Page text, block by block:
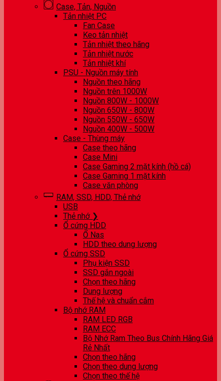
Case, Tản, Nguồn
Tản nhiệt PC
Fan Case
Keo tản nhiệt
Tản nhiệt theo hãng
Tản nhiệt nước
Tản nhiệt khí
PSU - Nguồn máy tính
Nguồn theo hãng
Nguồn trên 1000W
Nguồn 800W - 1000W
Nguồn 650W - 800W
Nguồn 550W - 650W
Nguồn 400W - 500W
Case - Thùng máy
Case theo hãng
Case Mini
Case Gaming 2 mặt kính (hồ cá)
Case Gaming 1 mặt kính
Case văn phòng
RAM, SSD, HDD, Thẻ nhớ
USB
Thẻ nhớ ❯
Ổ cứng HDD
Ổ Nas
HDD theo dung lượng
Ổ cứng SSD
Phụ kiện SSD
SSD gắn ngoài
Chọn theo hãng
Dung lượng
Thế hệ và chuẩn cắm
Bộ nhớ RAM
RAM LED RGB
RAM ECC
Bộ Nhớ Ram Theo Bus Chính Hãng Giá
Rẻ Nhất
Chọn theo hãng
Chọn theo dung lượng
Chọn theo thế hệ